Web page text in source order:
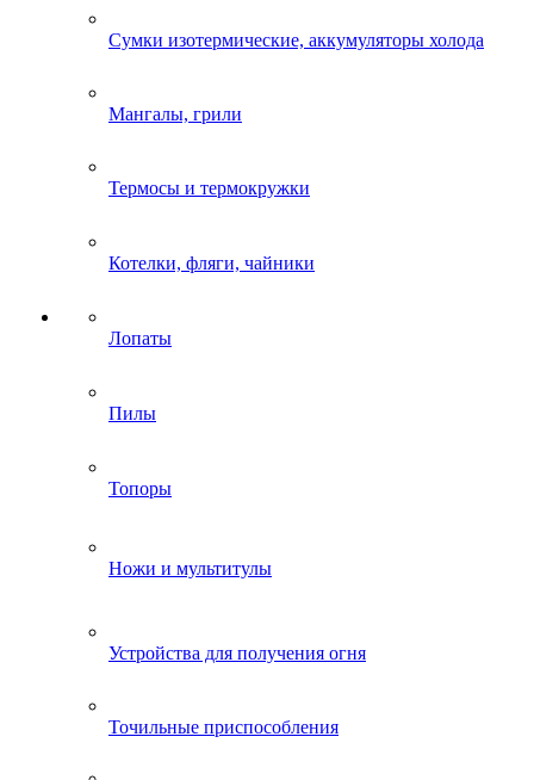
Сумки изотермические, аккумуляторы холода
Мангалы, грили
Термосы и термокружки
Котелки, фляги, чайники
Лопаты
Пилы
Топоры
Ножи и мультитулы
Устройства для получения огня
Точильные приспособления